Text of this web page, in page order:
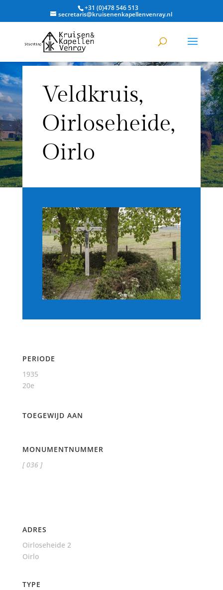
+31 (0)478 546 513
secretaris@kruisenenkapellenvenray.nl
Veldkruis,
Oirloseheide,
Oirlo
PERIODE
1935
20e
TOEGEWIJD AAN
MONUMENTNUMMER
[ 036 ]
ADRES
Oirloseheide 2
Oirlo
TYPE